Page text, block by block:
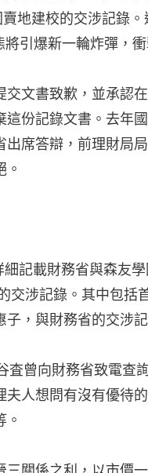
地建校的交涉記錄
引爆新一輪炸彈，衝
文書致歉，並承認
份記錄文書。去年
席答辯，前理財局
。
記載財務省與森友
交涉記錄。其中包括
，與財務省的交涉記
査曾向財務省致電查
人想問有沒有優待